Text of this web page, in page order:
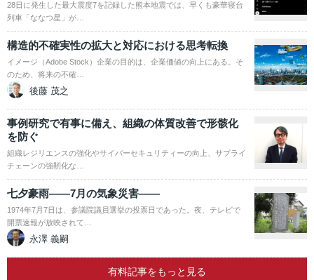
28日に発生した最大震度7を記録した熊本地震では、早くも豪華寝台
列車「ななつ星」が…
構造的不確実性の拡大と対応における思考転換
イメージ（Adobe Stock）企業の目的は、企業価値の向上にある。そ
のため、将来の不確…
後藤 茂之
事例研究で有事に備え、組織の体質改善で形骸化
を防ぐ
組織レジリエンスの強化やサイバーセキュリティーの向上、サプライ
チェーンの強靭化な…
七夕豪雨――7月の気象災害――
1974年7月7日は、参議院議員選挙の投票日であった。夜、テレビで
開票速報が放映されて…
永澤 義嗣
有料記事をもっと見る